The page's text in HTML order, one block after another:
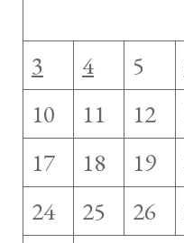
3
4 5
10
11 12
17
18 19
24
25 26